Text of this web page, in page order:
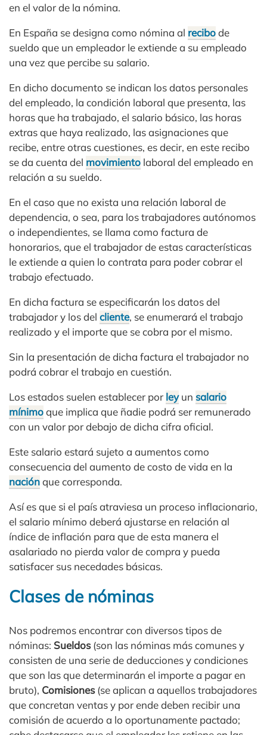
en el valor de la nómina.
En España se designa como nómina al recibode
sueldo que un empleador le extiende a su empleado
una vez que percibe su salario.
En dicho documento se indican los datos personales
del empleado, la condición laboral que presenta, las
horas que ha trabajado, el salario básico, las horas
extras que haya realizado, las asignaciones que
recibe, entre otras cuestiones, es decir, en este recibo
se da cuenta del movimiento laboral del empleado en
relación a su sueldo.
En el caso que no exista una relación laboral de
dependencia, o sea, para los trabajadores autónomos
o independientes, se llama como factura de
honorarios, que el trabajador de estas características
le extiende a quien lo contrata para poder cobrar el
trabajo efectuado.
En dicha factura se especificarán los datos del
trabajador y los del cliente, se enumerará el trabajo
realizado y el importe que se cobra por el mismo.
Sin la presentación de dicha factura el trabajador no
podrá cobrar el trabajo en cuestión.
Los estados suelen establecer por leyun salario
mínimoque implica que ñadie podrá ser remunerado
con un valor por debajo de dicha cifra oficial.
Este salario estará sujeto a aumentos como
consecuencia del aumento de costo de vida en la
naciónque corresponda.
Así es que si el país atraviesa un proceso inflacionario,
el salario mínimo deberá ajustarse en relación al
índice de inflación para que de esta manera el
asalariado no pierda valor de compra y pueda
satisfacer sus necedades básicas.
Clases de nóminas
Nos podremos encontrar con diversos tipos de
nóminas: Sueldos(son las nóminas más comunes y
consisten de una serie de deducciones y condiciones
que son las que determinarán el importe a pagar en
bruto), Comisiones(se aplican a aquellos trabajadores
que concretan ventas y por ende deben recibir una
comisión de acuerdo a lo oportunamente pactado;